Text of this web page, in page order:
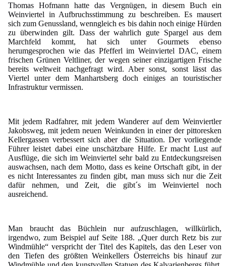
Thomas Hofmann hatte das Vergnügen, in diesem Buch ein
Weinviertel in Aufbruchsstimmung zu beschreiben. Es mausert
sich zum Genussland, wenngleich es bis dahin noch einige Hürden
zu überwinden gilt. Dass der wahrlich gute Spargel aus dem
Marchfeld kommt, hat sich unter Gourmets ebenso
herumgesprochen wie das Pfefferl im Weinviertel DAC, einem
frischen Grünen Veltliner, der wegen seiner einzigartigen Frische
bereits weltweit nachgefragt wird. Aber sonst, sonst lässt das
Viertel unter dem Manhartsberg doch einiges an touristischer
Infrastruktur vermissen.
Mit jedem Radfahrer, mit jedem Wanderer auf dem Weinviertler
Jakobsweg, mit jedem neuen Weinkunden in einer der pittoresken
Kellergassen verbessert sich aber die Situation. Der vorliegende
Führer leistet dabei eine unschätzbare Hilfe. Er macht Lust auf
Ausflüge, die sich im Weinviertel sehr bald zu Entdeckungsreisen
auswachsen, nach dem Motto, dass es keine Ortschaft gibt, in der
es nicht Interessantes zu finden gibt, man muss sich nur die Zeit
dafür nehmen, und Zeit, die gibt´s im Weinviertel noch
ausreichend.
Man braucht das Büchlein nur aufzuschlagen, willkürlich,
irgendwo, zum Beispiel auf Seite 188. „Quer durch Retz bis zur
Windmühle“ verspricht der Titel des Kapitels, das den Leser von
den Tiefen des größten Weinkellers Österreichs bis hinauf zur